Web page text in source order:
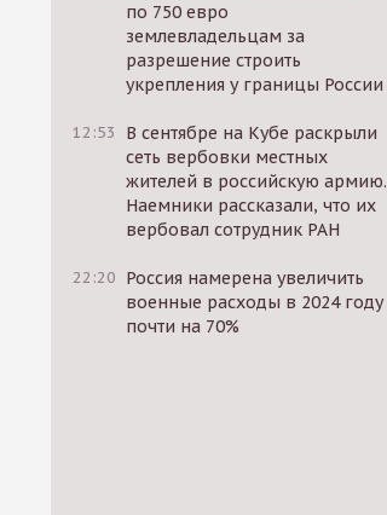
по 750 евро
землевладельцам за
разрешение строить
укрепления у границы России
12:53
В сентябре на Кубе раскрыли
сеть вербовки местных
жителей в российскую армию.
Наемники рассказали, что их
вербовал сотрудник РАН
22:20 Россия намерена увеличить
военные расходы в 2024 году
почти на 70%